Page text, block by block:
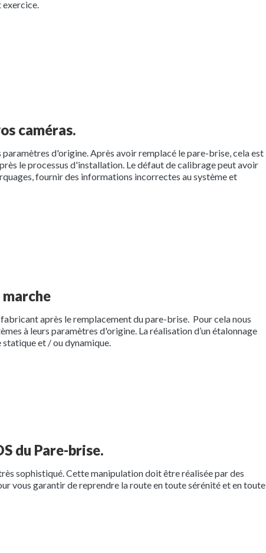
caméras.
d'origine. Après avoir remplacé le pare-brise, cela est
le processus d'installation. Le défaut de calibrage peut avoir
fournir des informations incorrectes au système et
après le remplacement du pare-brise. Pour cela nous
à leurs paramètres d'origine. La réalisation d’un étalonnage
et / ou dynamique.
du Pare-brise.
sophistiqué. Cette manipulation doit être réalisée par des
vous garantir de reprendre la route en toute sérénité et en toute